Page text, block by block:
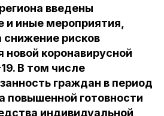
введены
и иные мероприятия,
снижение рисков
новой коронавирусной
В том числе
граждан в период
повышенной готовности
индивидуальной